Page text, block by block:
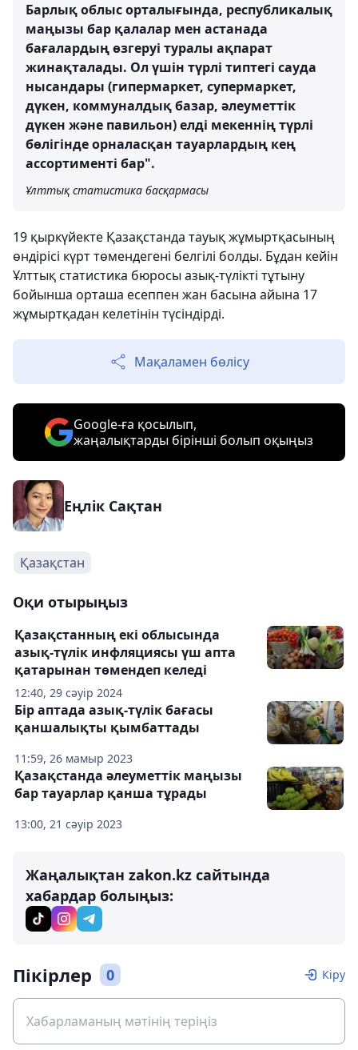
Барлық облыс орталығында, республикалық
маңызы бар қалалар мен астанада
бағалардың өзгеруі туралы ақпарат
жинақталады. Ол үшін түрлі типтегі сауда
нысандары (гипермаркет, супермаркет,
дүкен, коммуналдық базар, әлеуметтік
дүкен және павильон) елді мекеннің түрлі
бөлігінде орналасқан тауарлардың кең
ассортименті бар".
Ұлттық статистика басқармасы
19 қыркүйекте Қазақстанда тауық жұмыртқасының
өндірісі күрт төмендегені белгілі болды. Бұдан кейін
Ұлттық статистика бюросы азық-түлікті тұтыну
бойынша орташа есеппен жан басына айына 17
жұмыртқадан келетінін түсіндірді.
Мақаламен бөлісу
Google-ға қосылып,
жаңалықтарды бірінші болып оқыңыз
Еңлік Сақтан
Қазақстан
Оқи отырыңыз
12:40, 29 сәуір 2024
Қазақстанның екі облысында
азық-түлік инфляциясы үш апта
қатарынан төмендеп келеді
11:59, 26 мамыр 2023
Бір аптада азық-түлік бағасы
қаншалықты қымбаттады
13:00, 21 сәуір 2023
Қазақстанда әлеуметтік маңызы
бар тауарлар қанша тұрады
Жаңалықтан zakon.kz сайтында
хабардар болыңыз:
Пікірлер 0 Кіру